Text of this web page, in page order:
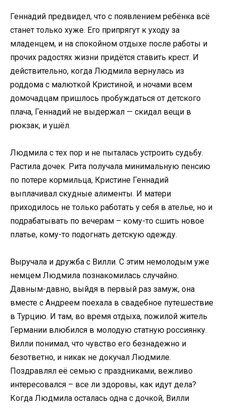
Геннадий предвидел, что с появлением ребёнка всё
станет только хуже. Его припрягут к уходу за
младенцем, и на спокойном отдыхе после работы и
прочих радостях жизни придётся ставить крест. И
действительно, когда Людмила вернулась из
роддома с малюткой Кристиной, и ночами всем
домочадцам пришлось пробуждаться от детского
плача, Геннадий не выдержал — скидал вещи в
рюкзак, и ушёл.
Людмила с тех пор и не пыталась устроить судьбу.
Растила дочек. Рита получала минимальную пенсию
по потере кормильца, Кристине Геннадий
выплачивал скудные алименты. И матери
приходилось не только работать у себя в ателье, но и
подрабатывать по вечерам – кому-то сшить новое
платье, кому-то подогнать детскую одежду.
Выручала и дружба с Вилли. С этим немолодым уже
немцем Людмила познакомилась случайно.
Давным-давно, выйдя в первый раз замуж, она
вместе с Андреем поехала в свадебное путешествие
в Турцию. И там, во время отдыха, пожилой житель
Германии влюбился в молодую статную россиянку.
Вилли понимал, что чувство его безнадежно и
безответно, и никак не докучал Людмиле.
Поздравлял её семью с праздниками, вежливо
интересовался – все ли здоровы, как идут дела?
Когда Людмила осталась одна с дочкой, Вилли